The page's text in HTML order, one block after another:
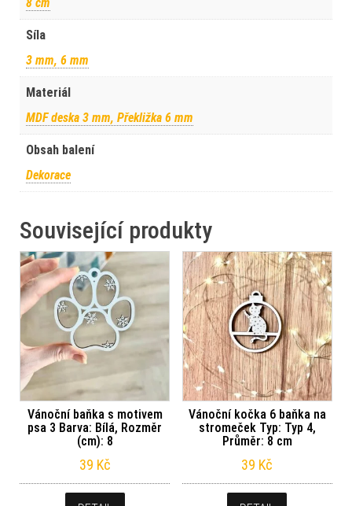
Síla
3 mm, 6 mm
Materiál
MDF deska 3 mm, Překližka 6 mm
Obsah balení
Dekorace
Související produkty
Vánoční baňka s motivem
psa 3 Barva: Bílá, Rozměr
(cm): 8
39 Kč
Vánoční kočka 6 baňka na
stromeček Typ: Typ 4,
Průměr: 8 cm
39 Kč